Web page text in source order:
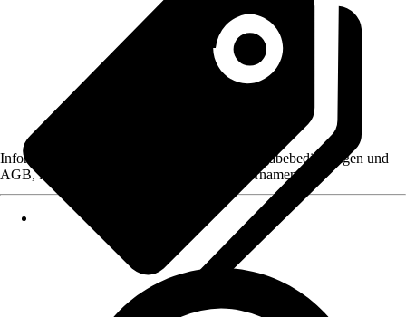
Informationen des Verkäufers, wie z. B. Rückgabebedingungen und
AGB, finden Sie bei Klick auf den Verkäufernamen.